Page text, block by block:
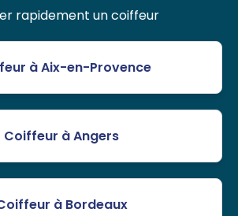
rapidement un coiffeur
à Aix-en-Provence
Coiffeur à Angers
à Bordeaux